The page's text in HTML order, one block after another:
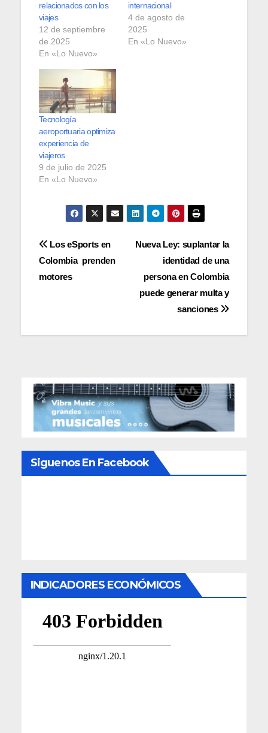
relacionados con los
viajes
12 de septiembre
de 2025
En «Lo Nuevo»
internacional
4 de agosto de
2025
En «Lo Nuevo»
Tecnología
aeroportuaria optimiza
experiencia de
viajeros
9 de julio de 2025
En «Lo Nuevo»
Navegación
de
Nueva Ley: suplantar la
identidad de una
persona en Colombia
puede generar multa y
sanciones
Los eSports en
Colombia prenden
motores
Siguenos En Facebook
INDICADORES ECONÓMICOS